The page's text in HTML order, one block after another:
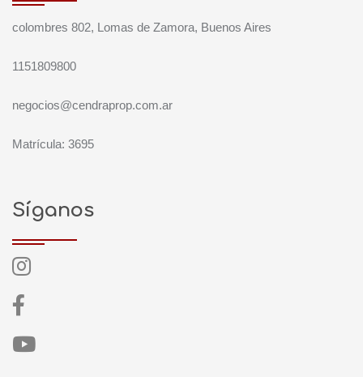
colombres 802, Lomas de Zamora, Buenos Aires
1151809800
negocios@cendraprop.com.ar
Matrícula: 3695
Síganos